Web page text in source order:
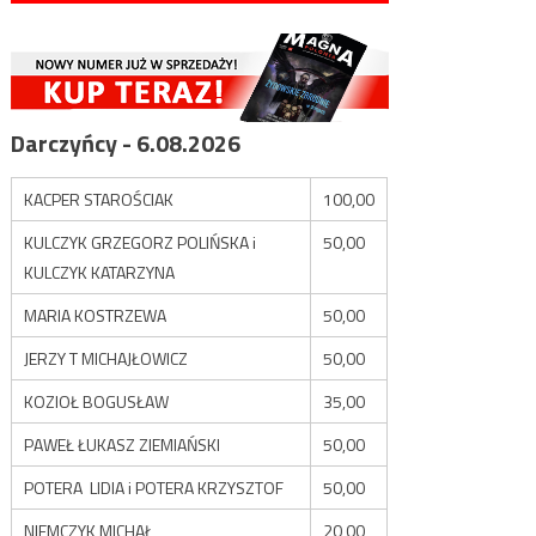
Darczyńcy - 6.08.2026
KACPER STAROŚCIAK
100,00
KULCZYK GRZEGORZ POLIŃSKA i
KULCZYK KATARZYNA
50,00
MARIA KOSTRZEWA
50,00
JERZY T MICHAJŁOWICZ
50,00
KOZIOŁ BOGUSŁAW
35,00
PAWEŁ ŁUKASZ ZIEMIAŃSKI
50,00
POTERA LIDIA i POTERA KRZYSZTOF
50,00
NIEMCZYK MICHAŁ
20,00